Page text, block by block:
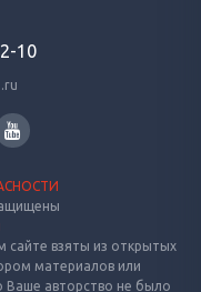
10
взяты из открытых
материалов или
Ваше авторство не было